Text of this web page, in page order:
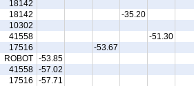
18142
-35.20
18142
10302
-51.30
41558
-53.67
17516
-53.85
ROBOT
-57.02
41558
-57.71
17516